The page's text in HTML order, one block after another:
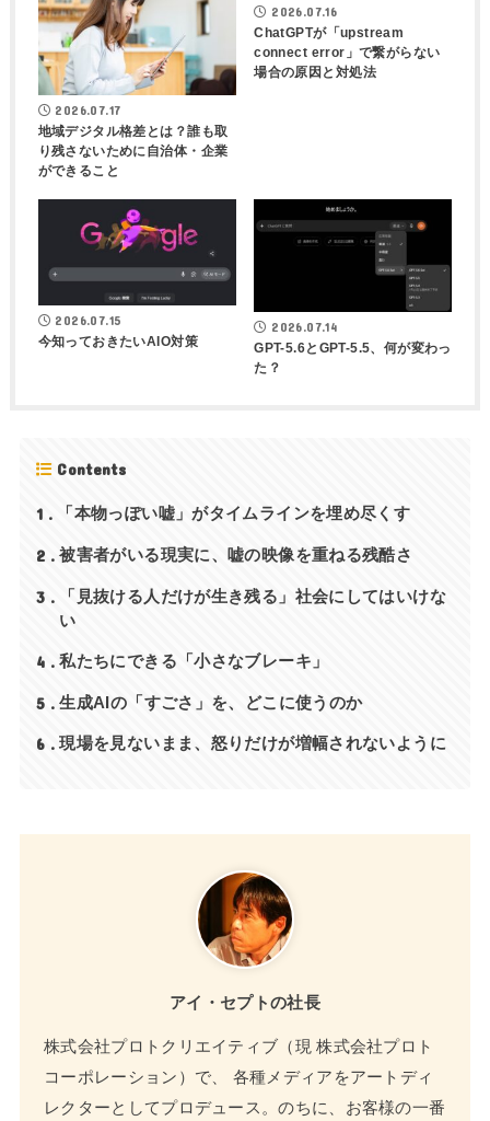
2026.07.17
地域デジタル格差とは？誰も取
り残さないために自治体・企業
ができること
2026.07.16
ChatGPTが「upstream
connect error」で繋がらない
場合の原因と対処法
2026.07.15
今知っておきたいAIO対策
2026.07.14
GPT-5.6とGPT-5.5、何が変わっ
た？
Contents
1 「本物っぽい嘘」がタイムラインを埋め尽くす
2 被害者がいる現実に、嘘の映像を重ねる残酷さ
3
「見抜ける人だけが生き残る」社会にしてはいけな
い
4 私たちにできる「小さなブレーキ」
5 生成AIの「すごさ」を、どこに使うのか
6 現場を見ないまま、怒りだけが増幅されないように
アイ・セプトの社長
株式会社プロトクリエイティブ（現 株式会社プロト
コーポレーション）で、 各種メディアをアートディ
レクターとしてプロデュース。のちに、お客様の一番